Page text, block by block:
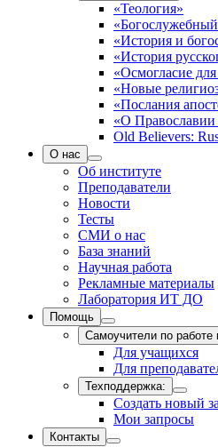
«Теология»
«История и
«История
«Осмогласие
«Новые
«Послания
«О Православии
Old Believers:
О нас
Об институте
Преподаватели
Новости
Тесты
СМИ о нас
База знаний
Научная работа
Рекламные материалы
Лаборатория ИТ ДО
Помощь
Самоучители по
Для учащихся
Для
Техподдержка:
Создать новый
Мои запросы
Контакты